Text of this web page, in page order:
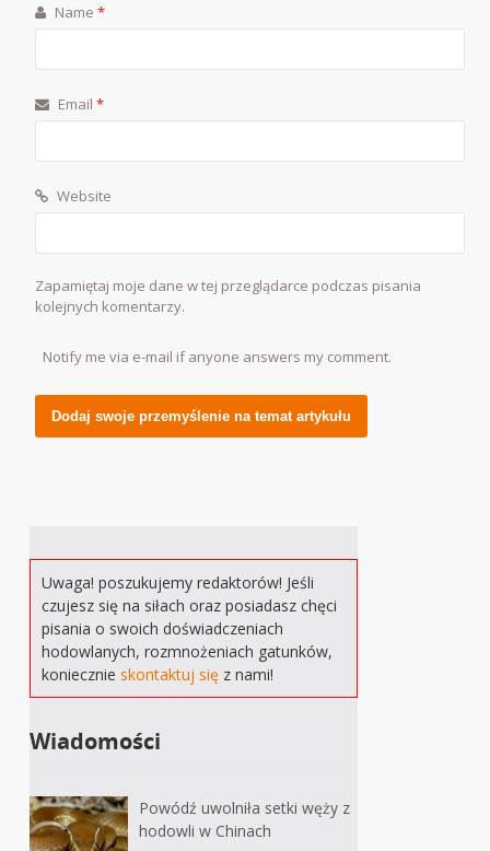
Name*
Email*
Website
Zapamiętaj moje dane w tej przeglądarce podczas pisania
kolejnych komentarzy.
Notify me via e-mail if anyone answers my comment.
Uwaga! poszukujemy redaktorów! Jeśli
czujesz się na siłach oraz posiadasz chęci
pisania o swoich doświadczeniach
hodowlanych, rozmnożeniach gatunków,
koniecznieskontaktuj się z nami!
Wiadomości
Powódź uwolniła setki węży z
hodowli w Chinach